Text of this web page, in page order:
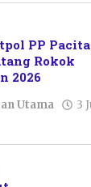
PP
Rokok
2026
Utama
3